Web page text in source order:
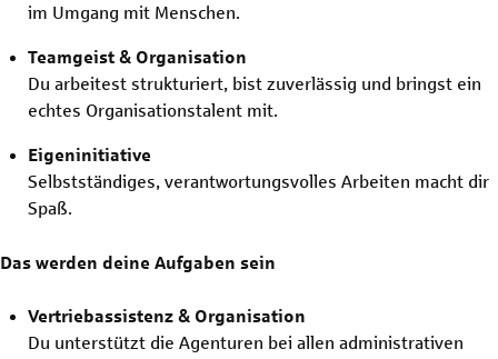
im Umgang mit Menschen.
Teamgeist & Organisation
Du arbeitest strukturiert, bist zuverlässig und bringst ein
echtes Organisationstalent mit.
Eigeninitiative
Selbstständiges, verantwortungsvolles Arbeiten macht dir
Spaß.
Das werden deine Aufgaben sein
Vertriebassistenz & Organisation
Du unterstützt die Agenturen bei allen administrativen